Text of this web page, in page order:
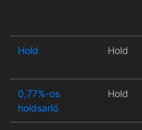
Hold Hold
0,77%-os
holdsarló
Hold